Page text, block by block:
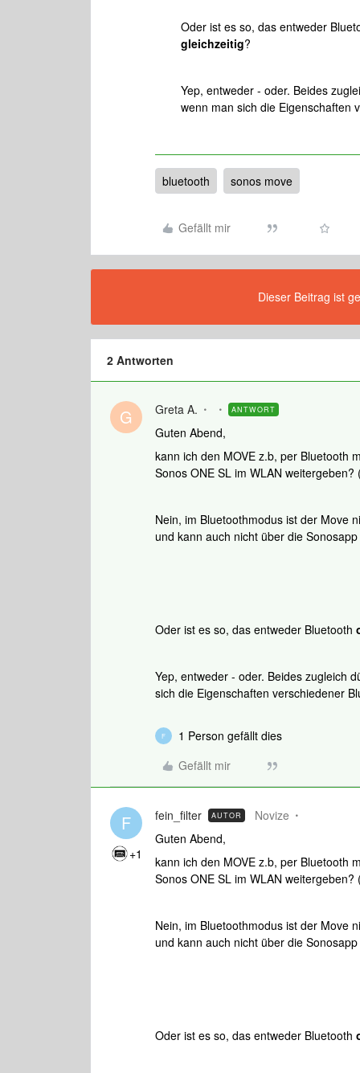
Oder ist es so, das entweder
gleichzeitig?
Yep, entweder - oder. Beides
wenn man sich die Eigenschaften
bluetooth sonos move
Gefällt mir
Dieser Beitrag ist
2 Antworten
G Greta A. ANTWORT
Guten Abend,
kann ich den MOVE z.b, per Bluetooth
Sonos ONE SL im WLAN weitergeben?
Nein, im Bluetoothmodus ist der Move
und kann auch nicht über die
Oder ist es so, das entweder Bluetooth
Yep, entweder - oder. Beides zugleich
sich die Eigenschaften verschiedener
F
1 Person gefällt dies
Gefällt mir
F
+1
fein_filter AUTOR
Novize
Guten Abend,
kann ich den MOVE z.b, per Bluetooth
Sonos ONE SL im WLAN weitergeben?
Nein, im Bluetoothmodus ist der Move
und kann auch nicht über die
Oder ist es so, das entweder Bluetooth